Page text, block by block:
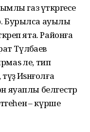
газ үткәргесе
Бурылса ауылы
ята. Районға
Түләбаев
әле, тип
Иѕәнғолға
яуаплы белгестәр
– күрше